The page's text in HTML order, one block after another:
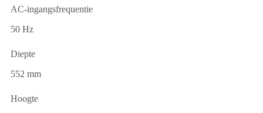
AC-ingangsfrequentie
50 Hz
Diepte
552 mm
Hoogte